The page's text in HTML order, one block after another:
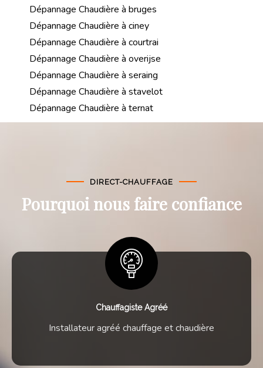
Dépannage Chaudière à bruges
Dépannage Chaudière à ciney
Dépannage Chaudière à courtrai
Dépannage Chaudière à overijse
Dépannage Chaudière à seraing
Dépannage Chaudière à stavelot
Dépannage Chaudière à ternat
DIRECT-CHAUFFAGE
Pourquoi nous faire confiance
Chauffagiste Agréé
Installateur agréé chauffage et chaudière